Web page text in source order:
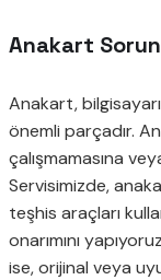
Anakart
Anakart,
önemli parçadır.
çalışmamasına
Servisimizde,
teşhis araçları
onarımını
ise, orijinal veya